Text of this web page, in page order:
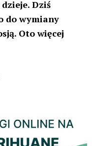
Dziś
do wymiany
Oto więcej